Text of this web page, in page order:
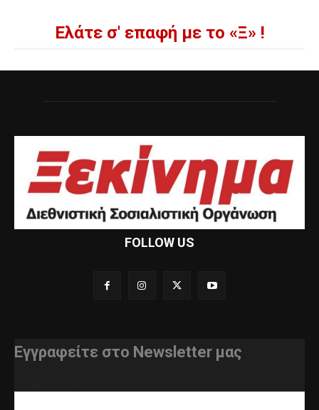
Ελάτε σ' επαφή με το «Ξ» !
FOLLOW US
Εγγραφείτε στο Newsletter μας